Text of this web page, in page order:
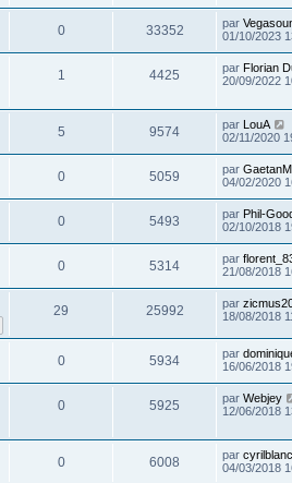
0 33352 par
01/10/2023
1 4425 par Florian
20/09/2022
5 9574 par LouA
02/11/2020
0 5059 par GaetanM
04/02/2020
0 5493 par Phil-
02/10/2018
0 5314 par
21/08/2018
29 25992 par
18/08/2018
0 5934 par
16/06/2018
0 5925 par Webjey
12/06/2018
0 6008 par cyrilblanc
04/03/2018